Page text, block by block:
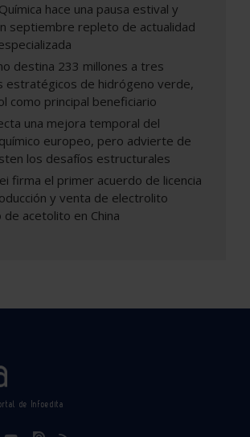
hace una pausa estival y
septiembre repleto de actualidad
destina 233 millones a tres
estratégicos de hidrógeno verde,
como principal beneficiario
una mejora temporal del
europeo, pero advierte de
los desafíos estructurales
firma el primer acuerdo de licencia
y venta de electrolito
acetolito en China
de Infoedita